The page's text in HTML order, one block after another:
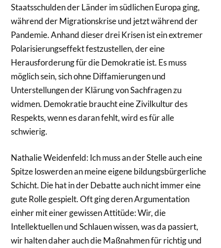
Staatsschulden der Länder im südlichen Europa ging,
während der Migrationskrise und jetzt während der
Pandemie. Anhand dieser drei Krisen ist ein extremer
Polarisierungseffekt festzustellen, der eine
Herausforderung für die Demokratie ist. Es muss
möglich sein, sich ohne Diffamierungen und
Unterstellungen der Klärung von Sachfragen zu
widmen. Demokratie braucht eine Zivilkultur des
Respekts, wenn es daran fehlt, wird es für alle
schwierig.
Nathalie Weidenfeld: Ich muss an der Stelle auch eine
Spitze loswerden an meine eigene bildungsbürgerliche
Schicht. Die hat in der Debatte auch nicht immer eine
gute Rolle gespielt. Oft ging deren Argumentation
einher mit einer gewissen Attitüde: Wir, die
Intellektuellen und Schlauen wissen, was da passiert,
wir halten daher auch die Maßnahmen für richtig und